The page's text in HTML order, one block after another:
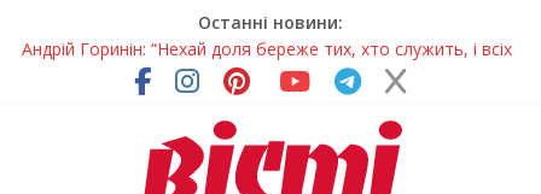
Останні новини:
Андрій Горинін: “Нехай доля береже тих, хто служить, і всіх
Жінки, які повертають життя: у Дніпрі відкрили унікальну
Педагогиню з Дніпра відзначили у престижному
всеукраїнському конкурсі